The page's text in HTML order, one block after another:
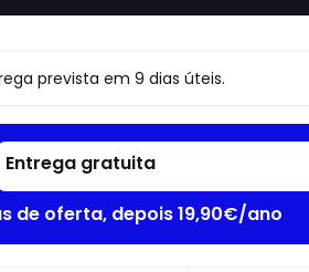
para
Empresas.
prevista em 9 dias úteis.
Entrega gratuita
de oferta, depois 19,90€/ano